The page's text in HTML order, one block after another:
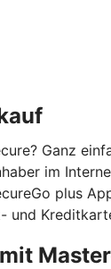
Ganz
im
plus
und